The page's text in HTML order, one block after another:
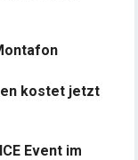
kostet jetzt
Event im